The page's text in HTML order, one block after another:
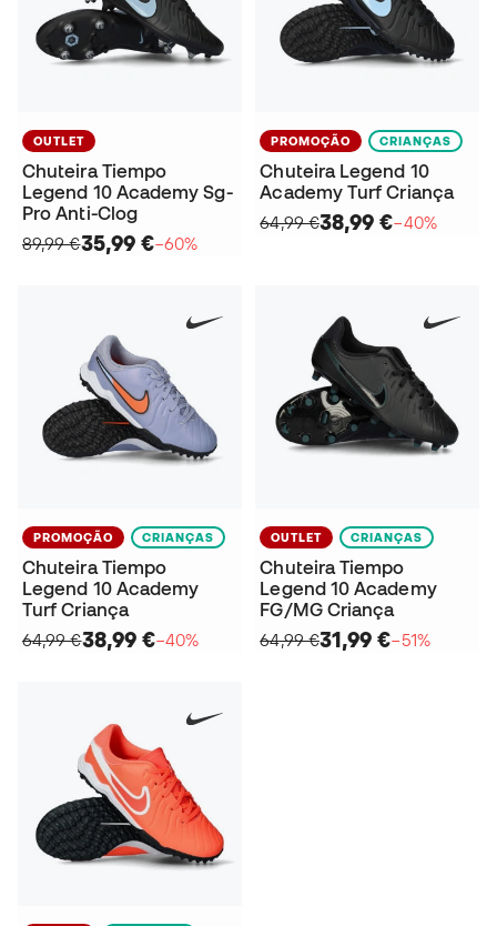
OUTLET
Chuteira Tiempo
Legend 10 Academy Sg-
Pro Anti-Clog
89,99 €35,99 €−60%
PROMOÇÃO CRIANÇAS
Chuteira Legend 10
Academy Turf Criança
64,99 €38,99 €−40%
PROMOÇÃO CRIANÇAS
Chuteira Tiempo
Legend 10 Academy
Turf Criança
64,99 €38,99 €−40%
OUTLET CRIANÇAS
Chuteira Tiempo
Legend 10 Academy
FG/MG Criança
64,99 €31,99 €−51%